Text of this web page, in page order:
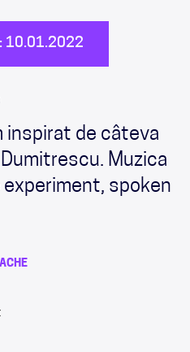
10.01.2022
inspirat de câteva
Muzica
spoken